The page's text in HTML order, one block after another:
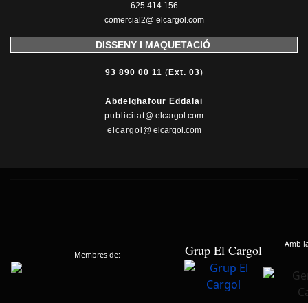
625 414 156
comercial2@ elcargol.com
DISSENY I MAQUETACIÓ
93 890 00 11 ( Ext. 03)
Abdelghafour Eddalai
publicitat@ elcargol.com
elcargol @ elcargol.com
Membres de: Grup El Cargol Amb